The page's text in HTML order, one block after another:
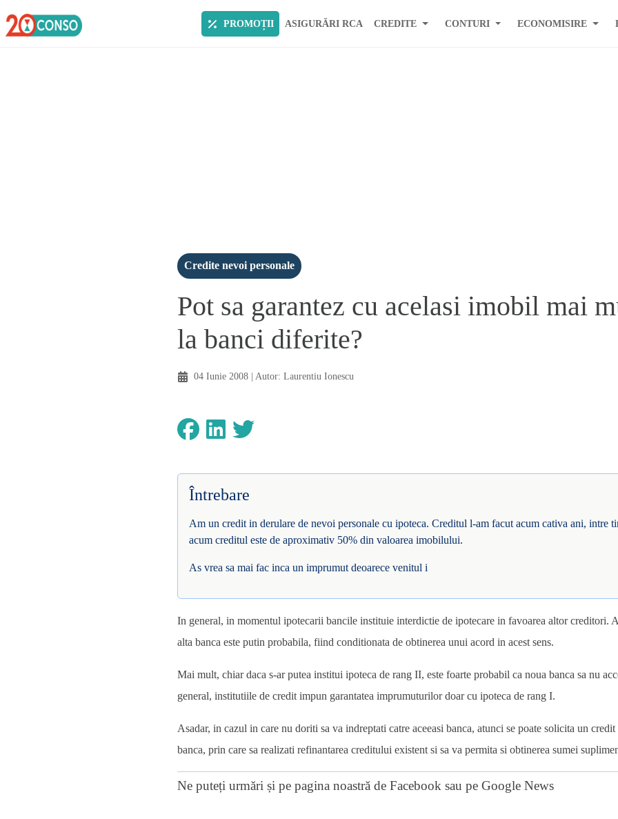
PROMOȚII ASIGURĂRI RCA CREDITE CONTURI ECONOMISIRE
Credite nevoi personale
Pot sa garantez cu acelasi imobil mai
la banci diferite?
04 Iunie 2008| Autor: Laurentiu Ionescu
Întrebare
Am un credit in derulare de nevoi personale cu ipoteca. Creditul l-am facut acum cativa ani, intre
acum creditul este de aproximativ 50% din valoarea imobilului.
As vrea sa mai fac inca un imprumut deoarece venitul i
In general, in momentul ipotecarii bancile instituie interdictie de ipotecare in favoarea altor creditori.
alta banca este putin probabila, fiind conditionata de obtinerea unui acord in acest sens.
Mai mult, chiar daca s-ar putea institui ipoteca de rang II, este foarte probabil ca noua banca sa nu
general, institutiile de credit impun garantatea imprumuturilor doar cu ipoteca de rang I.
Asadar, in cazul in care nu doriti sa va indreptati catre aceeasi banca, atunci se poate solicita un
banca, prin care sa realizati refinantarea creditului existent si sa va permita si obtinerea sumei
Ne puteți urmări și pe pagina noastră de Facebook sau pe Google News